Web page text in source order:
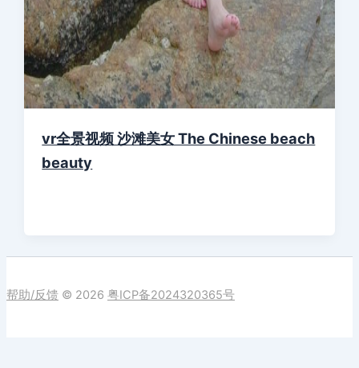
vr全景视频 沙滩美女 The Chinese beach
beauty
帮助/反馈 © 2026 粤ICP备2024320365号